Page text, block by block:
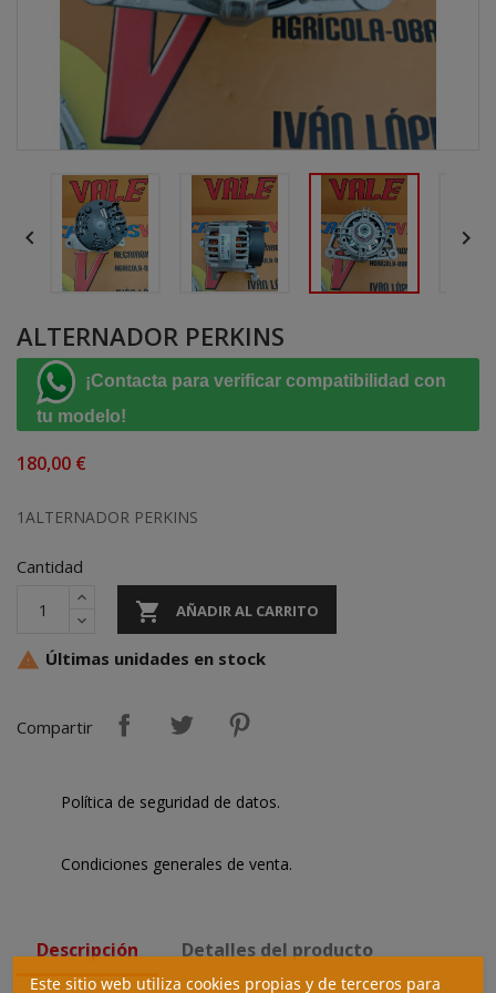
 
ALTERNADOR PERKINS
¡Contacta para verificar compatibilidad con
tu modelo!
180,00 €
1ALTERNADOR PERKINS
Cantidad
 AÑADIR AL CARRITO
 Últimas unidades en stock
Compartir
Política de seguridad de datos.
Condiciones generales de venta.
Descripción Detalles del producto
Este sitio web utiliza cookies propias y de terceros para